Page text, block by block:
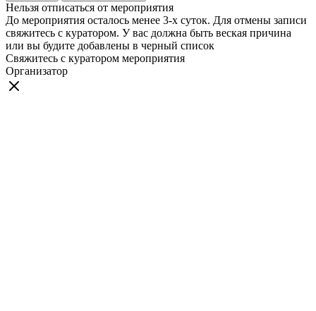
Нельзя отписаться от мероприятия
До мероприятия осталось менее 3-х суток. Для отмены записи
свяжитесь с куратором. У вас должна быть веская причина
или вы будите добавлены в черный список
Свяжитесь с куратором мероприятия
Организатор